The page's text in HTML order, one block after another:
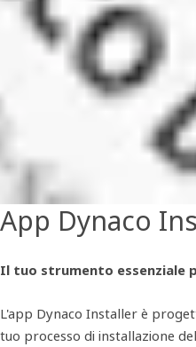
App Dynaco
Il tuo strumento essenziale
L'app Dynaco Installer è
tuo processo di installazione